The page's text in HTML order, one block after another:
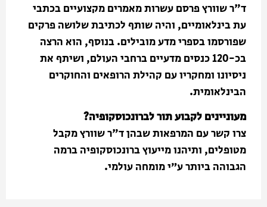
ד"ר שוורץ פרסם עשרות מאמרים מקצועיים בכתבי
עת בינלאומיים, והיה שותף לכתיבת שלושה פרקים
שפורסמו בספרי מדע מובילים. בנוסף, הוא הרצה
בכ-120 כנסים מדעיים ברחבי העולם, ושיתף את
ניסיונו ומחקריו עם קהילת הרופאים והחוקרים
הבינלאומית.
מעוניינים לקבוע תור לברונכוסקופיה?
צרו קשר עם המרפאות שבהן ד"ר שוורץ מקבל
מטופלים, ותיהנו מייעוץ ברונכוסקופיה ברמה
הגבוהה ביותר ע״י מומחה עולמי.